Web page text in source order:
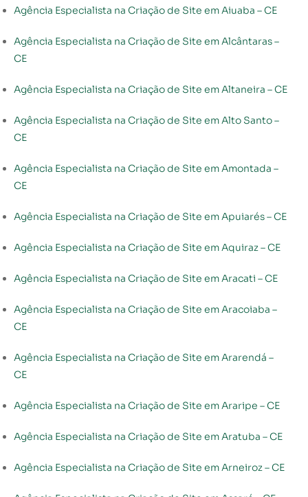
Agência Especialista na Criação de Site em Aiuaba – CE
Agência Especialista na Criação de Site em Alcântaras –
CE
Agência Especialista na Criação de Site em Altaneira – CE
Agência Especialista na Criação de Site em Alto Santo –
CE
Agência Especialista na Criação de Site em Amontada –
CE
Agência Especialista na Criação de Site em Apuiarés – CE
Agência Especialista na Criação de Site em Aquiraz – CE
Agência Especialista na Criação de Site em Aracati – CE
Agência Especialista na Criação de Site em Aracoiaba –
CE
Agência Especialista na Criação de Site em Ararendá –
CE
Agência Especialista na Criação de Site em Araripe – CE
Agência Especialista na Criação de Site em Aratuba – CE
Agência Especialista na Criação de Site em Arneiroz – CE